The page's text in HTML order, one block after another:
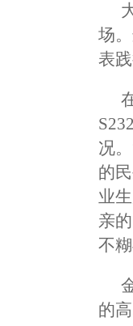
场
表
况
的
业
亲
不
的